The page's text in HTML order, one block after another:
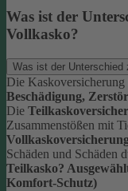
Was ist der
Vollkasko?
Was ist der Unterschied
Die Kaskoversicherung
Beschädigung,
Die
Zusammenstößen mit
Vollkaskoversicherung
Schäden und Schäden
Teilkasko?
Komfort-Schutz)